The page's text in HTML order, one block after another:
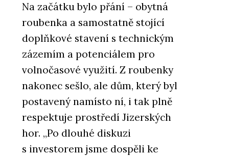
Na začátku bylo přání – obytná
roubenka a samostatně stojící
doplňkové stavení s technickým
zázemím a potenciálem pro
volnočasové využití. Z roubenky
nakonec sešlo, ale dům, který byl
postavený namísto ní, i tak plně
respektuje prostředí Jizerských
hor. „Po dlouhé diskuzi
s investorem jsme dospěli ke